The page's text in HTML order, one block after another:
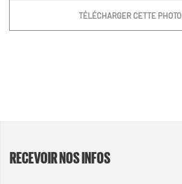
TÉLÉCHARGER CETTE PHOTO
RECEVOIR NOS INFOS